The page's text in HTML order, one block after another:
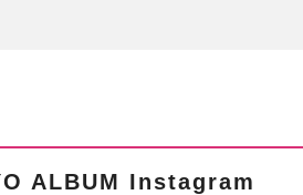
ALBUM Instagram